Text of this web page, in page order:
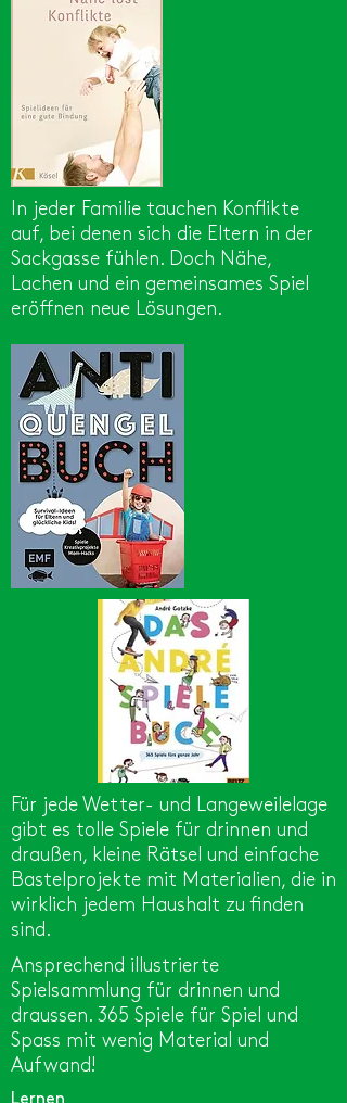
In jeder Familie tauchen Konflikte
auf, bei denen sich die Eltern in der
Sackgasse fühlen. Doch Nähe,
Lachen und ein gemeinsames Spiel
eröffnen neue Lösungen.
Für jede Wetter- und Langeweilelage
gibt es tolle Spiele für drinnen und
draußen, kleine Rätsel und einfache
Bastelprojekte mit Materialien, die in
wirklich jedem Haushalt zu finden
sind.
Ansprechend illustrierte
Spielsammlung für drinnen und
draussen. 365 Spiele für Spiel und
Spass mit wenig Material und
Aufwand!